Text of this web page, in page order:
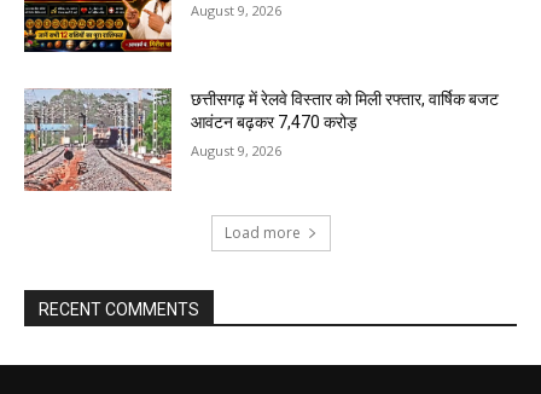
August 9, 2026
छत्तीसगढ़ में रेलवे विस्तार को मिली रफ्तार, वार्षिक बजट
आवंटन बढ़कर ₹7,470 करोड़
August 9, 2026
Load more
RECENT COMMENTS